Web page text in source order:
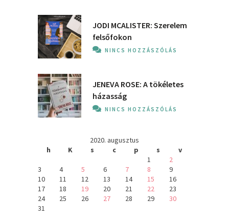
JODI MCALISTER: Szerelem
felsőfokon
NINCS HOZZÁSZÓLÁS
JENEVA ROSE: A ​tökéletes
házasság
NINCS HOZZÁSZÓLÁS
2020. augusztus
h
K s c p s
v
1
2
3
4 5 6 7 8
9
10
11 12 13 14 15
16
17
18 19 20 21 22
23
24
25 26 27 28 29
30
31